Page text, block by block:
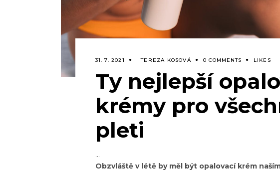
31. 7. 2021 TEREZA KOSOVÁ 0 COMMENTS LIKES
Ty nejlepší
krémy pro
pleti
Obzvláště v létě by měl být opalovací krém